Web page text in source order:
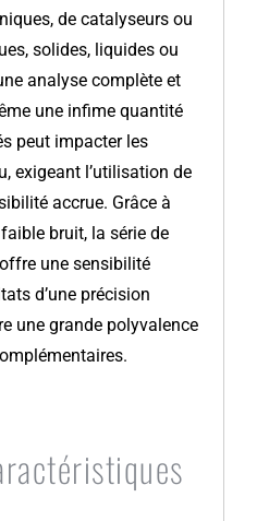
de catalyseurs ou
solides, liquides ou
analyse complète et
une infime quantité
peut impacter les
exigeant l’utilisation de
accrue. Grâce à
bruit, la série de
une sensibilité
d’une précision
une grande polyvalence